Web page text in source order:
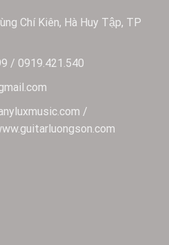
Chí Kiên, Hà Huy Tập, TP
/ 0919.421.540
/